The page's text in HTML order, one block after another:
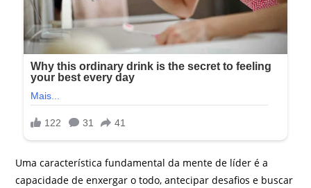
Uma característica fundamental da mente de líder é a
capacidade de enxergar o todo, antecipar desafios e buscar